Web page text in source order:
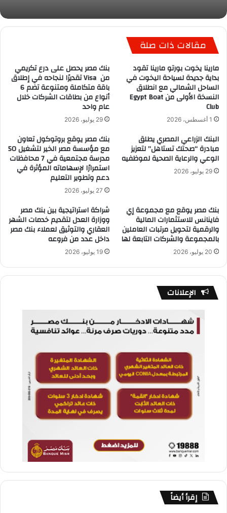
مقالات ذات صلة
مارينا يخوت بورتو مارينا تقود
بداية جديدة لسياحة اليخوت في
الساحل الشمالي مع انطلاق
النسخة الأولى من Egypt Boat
Club
1 أغسطس، 2026
بنك مصر يحصل على درع تكريمي
من Visa تقديرًا لنجاحه في إطلاق
باقة متكاملة ومتنوعة تضم 6
أنواع من بطاقات الشركات خلال
عام واحد
29 يوليو، 2026
البنك الزراعي المصري يطلق
مبادرة “صحتك تستاهل” لتعزيز
الوعي والرعاية الصحية لموظفيه
29 يوليو، 2026
بنك مصر يوقع بروتوكول تعاون
مع مؤسسة مصر الخير لتشغيل 50
مدرسة مجتمعية في 7 محافظات
استمرارًا لإسهاماته المؤثرة في
دعم وتطوير التعليم
27 يوليو، 2026
بنك مصر يوقع مع مجموعة إي
فاينانس للاستثمارات المالية
والرقمية لتحويل مرتبات العاملين
بالمجموعة والشركات التابعة لها
20 يوليو، 2026
شراكة استراتيجية بين بنك مصر
ووزارة العدل لتقديم خدمات الشهر
العقاري والتوثيق لعملاء بنك مصر
داخل عدد من فروعه
19 يوليو، 2026
الإعلانات
إقرأ أيضاً